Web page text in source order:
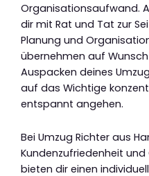
Organisationsaufwand.
dir mit Rat und Tat zur
Planung und
übernehmen auf
Auspacken deines
auf das Wichtige
entspannt angehen.
Bei Umzug Richter aus
Kundenzufriedenheit
bieten dir einen